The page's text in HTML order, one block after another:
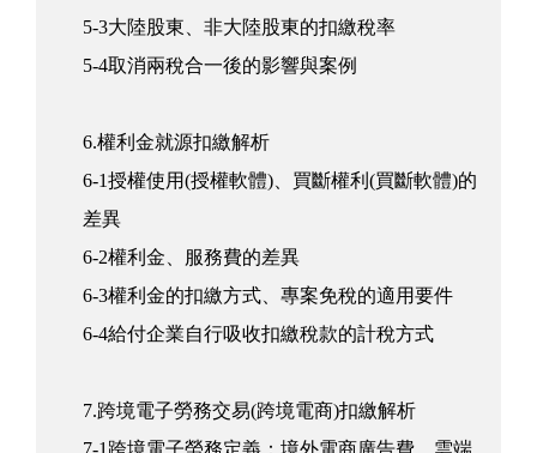
5-3大陸股東、非大陸股東的扣繳稅率
5-4取消兩稅合一後的影響與案例
6.權利金就源扣繳解析
6-1授權使用(授權軟體)、買斷權利(買斷軟體)的
差異
6-2權利金、服務費的差異
6-3權利金的扣繳方式、專案免稅的適用要件
6-4給付企業自行吸收扣繳稅款的計稅方式
7.跨境電子勞務交易(跨境電商)扣繳解析
7-1跨境電子勞務定義：境外電商廣告費、雲端